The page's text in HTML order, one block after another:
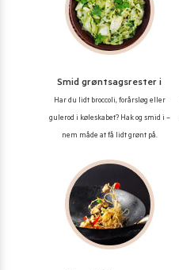
Smid grøntsagsrester i
Har du lidt broccoli, forårsløg eller
gulerod i køleskabet? Hak og smid i –
nem måde at få lidt grønt på.